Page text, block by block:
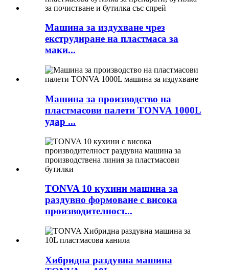
Машина за издухване чрез
екструдиране на пластмаса за
маки...
Машина за производство на
пластмасови палети TONVA 1000L
удар ...
TONVA 10 кухини машина за
раздувно формоване с висока
производителност...
Хибридна раздувна машина